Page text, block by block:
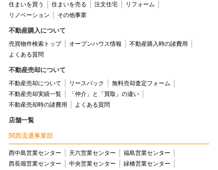
住まいを買う 住まいを売る 注文住宅
リフォーム
リノベーション
その他事業
不動産購入について
売買物件検索トップ オープンハウス情報
不動産購入時の諸費用
よくある質問
不動産売却について
不動産売却について リースバック
無料売却査定フォーム
不動産売却実績一覧
「仲介」と「買取」の違い
不動産売却時の諸費用
よくある質問
店舗一覧
関西流通事業部
西中島営業センター 天六営業センター
福島営業センター
西長堀営業センター
中央営業センター
緑橋営業センター